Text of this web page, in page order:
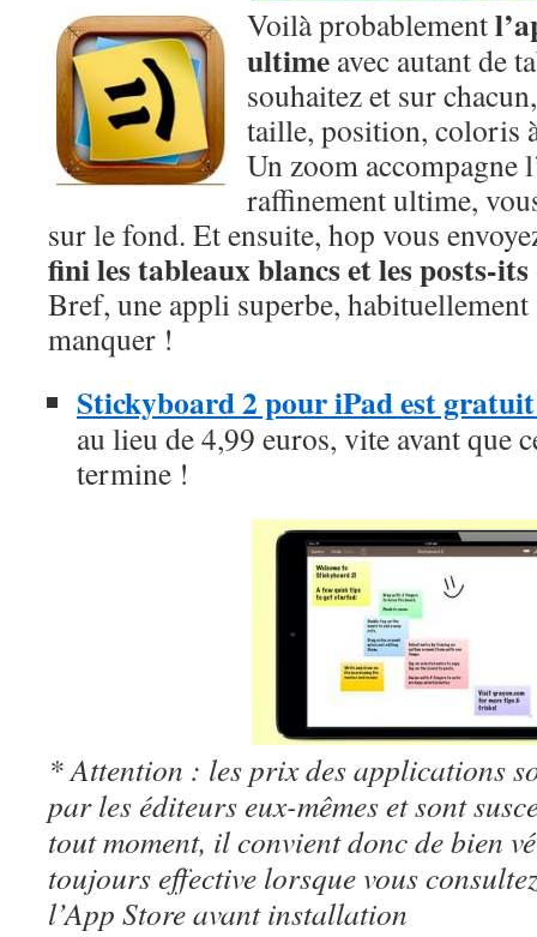
Voilà probablement
ultime avec autant de
souhaitez et sur
taille, position, coloris
Un zoom accompagne
raffinement ultime,
sur le fond. Et ensuite, hop vous
fini les tableaux blancs et les posts-
Bref, une appli superbe, habituellement
manquer !
Stickyboard 2 pour iPad est
au lieu de 4,99 euros, vite avant que
termine !
* Attention : les prix des applications
par les éditeurs eux-mêmes et sont
tout moment, il convient donc de bien
toujours effective lorsque vous
l’App Store avant installation